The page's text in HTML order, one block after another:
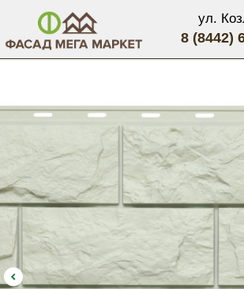
8 (8442) 60-69-65
ул. Козловская,
40А